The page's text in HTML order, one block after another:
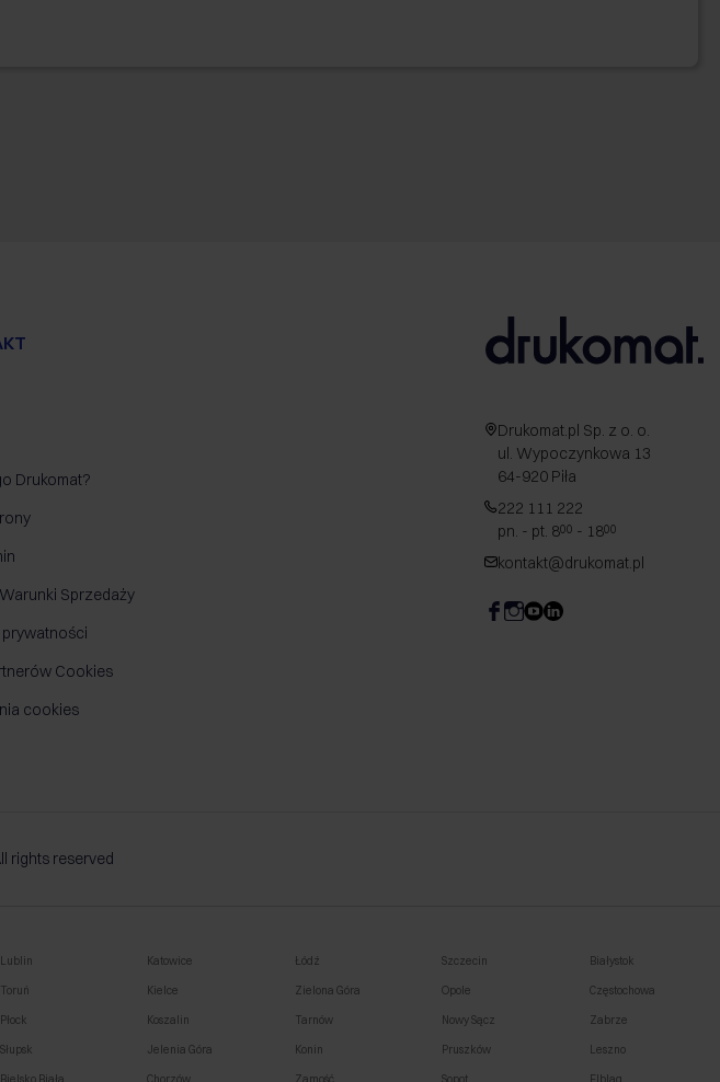
Drukomat?
Sprzedaży
Cookies
cookies
Drukomat.pl Sp. z o. o.
ul. Wypoczynkowa 13
64-920 Piła
222 111 222
pn. - pt. 800 - 1800
kontakt@drukomat.pl
rights reserved
Lublin Katowice Łódź Szczecin Białystok
Toruń Kielce Zielona Góra Opole Częstochowa
Płock Koszalin Tarnów Nowy Sącz Zabrze
Słupsk Jelenia Góra Konin Pruszków Leszno